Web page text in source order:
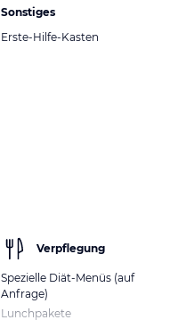
Sonstiges
Erste-Hilfe-Kasten
Verpflegung
Spezielle Diät-Menüs (auf
Anfrage)
Lunchpakete